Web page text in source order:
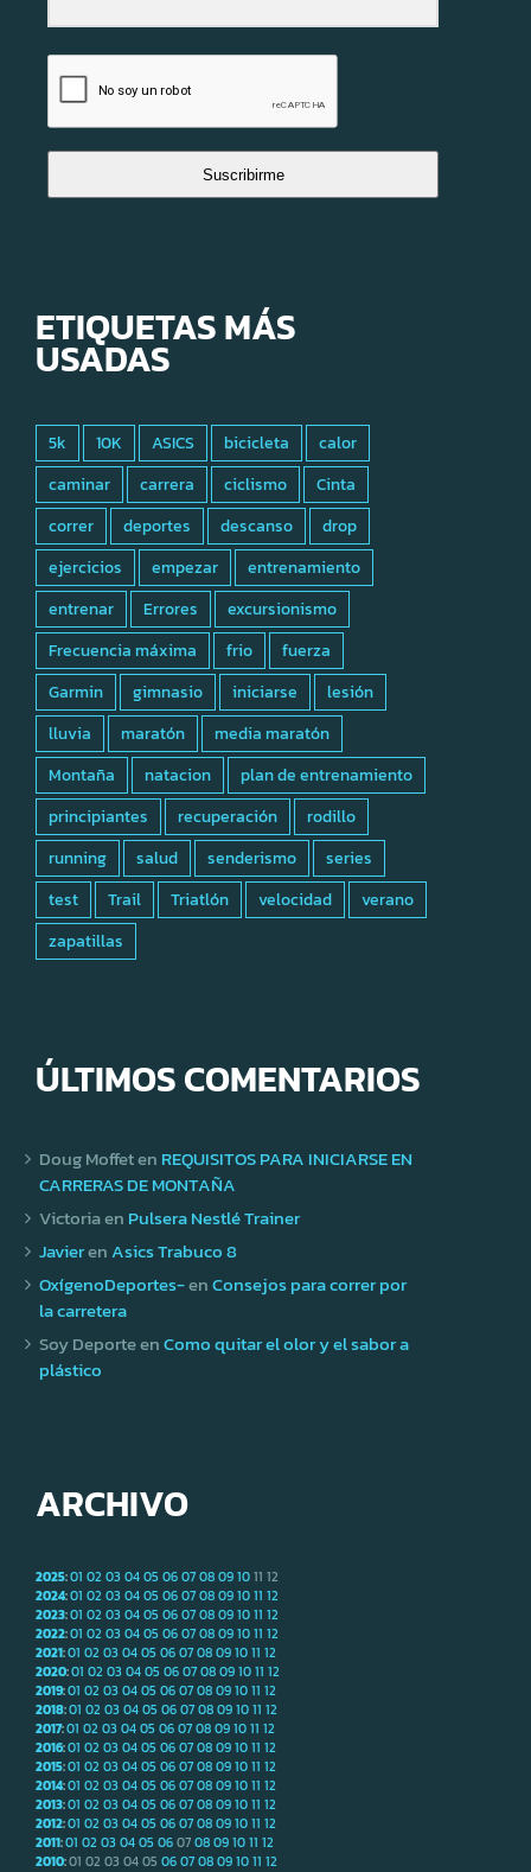
Suscribirme
ETIQUETAS MÁS
USADAS
5k 10K ASICS bicicleta
calor
caminar
carrera ciclismo
Cinta
correr
deportes descanso
drop
ejercicios
empezar
entrenamiento
entrenar
Errores
excursionismo
Frecuencia máxima
frio
fuerza
Garmin
gimnasio iniciarse
lesión
lluvia
maratón
media maratón
Montaña
natacion
plan de entrenamiento
principiantes
recuperación
rodillo
running
salud senderismo
series
test
Trail Triatlón velocidad
verano
zapatillas
ÚLTIMOS COMENTARIOS
Doug Moffeten REQUISITOS PARA INICIARSE EN
CARRERAS DE MONTAÑA
Victoriaen Pulsera Nestlé Trainer
JavierenAsics Trabuco 8
OxígenoDeportes-enConsejos para correr por
la carretera
Soy DeporteenComo quitar el olor y el sabor a
plástico
ARCHIVO
2025:01 02 030405060708091011 12
2024:01 02 030405060708091011 12
2023:01 02 030405060708091011 12
2022:01 02 030405060708091011 12
2021:01 02 030405060708091011 12
2020:01 02 030405060708091011 12
2019:01 02 030405060708091011 12
2018:01 02 030405060708091011 12
2017:01 02 030405060708091011 12
2016:01 02 030405060708091011 12
2015:01 02 030405060708091011 12
2014:01 02 030405060708091011 12
2013:01 02 030405060708091011 12
2012:01 02 030405060708091011 12
2011:01 02 030405060708091011 12
2010:01 02 03 0405 060708091011 12